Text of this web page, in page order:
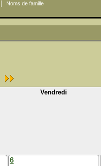
Noms de famille
Vendredi
6